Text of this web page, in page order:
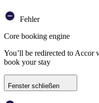
Fehler
Core booking engine
You’ll be redirected to Accor
book your stay
Fenster schließen